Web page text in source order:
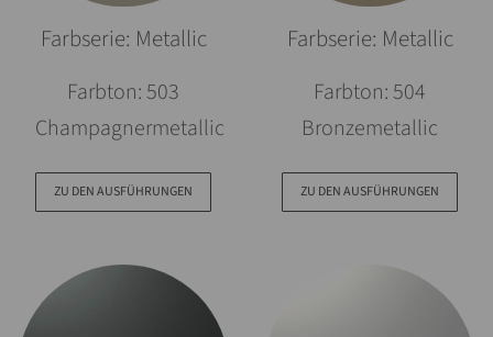
Farbserie: Metallic
Farbton: 503
Champagnermetallic
ZU DEN AUSFÜHRUNGEN
Farbserie: Metallic
Farbton: 504
Bronzemetallic
ZU DEN AUSFÜHRUNGEN